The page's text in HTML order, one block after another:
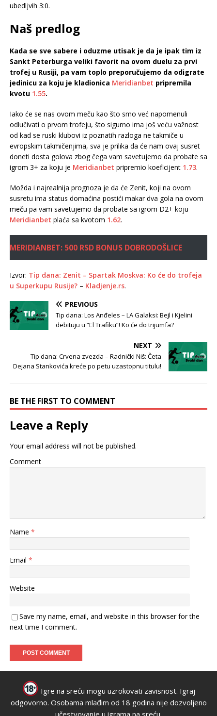
ubedljvih 3:0.
Naš predlog
Kada se sve sabere i oduzme utisak je da je ipak tim iz
Sankt Peterburga veliki favorit na ovom duelu za prvi
trofej u Rusiji, pa vam toplo preporučujemo da odigrate
jedinicu za koju je kladionica Meridianbet pripremila
kvotu 1.55.
Iako će se nas ovom meču kao što smo već napomenuli
odlučivati o prvom trofeju, što sigurno ima još veću važnost
od kad se ruski klubovi iz poznatih razloga ne takmiče u
evropskim takmičenjima, sva je prilika da će nam ovaj susret
doneti dosta golova zbog čega vam savetujemo da probate sa
igrom 3+ za koju je Meridianbet pripremio koeficijent 1.73.
Možda i najrealnija prognoza je da će Zenit, koji na ovom
susretu ima status domaćina postići makar dva gola na ovom
meču pa vam savetujemo da probate sa igrom D2+ koju
Meridianbet plaća sa kvotom 1.62.
MERIDIANBET: 500 RSD BONUS DOBRODOŠLICE
Izvor: Tip dana: Zenit – Spartak Moskva: Ko će do trofeja
u Superkupu Rusije? – Kladjenje.rs.
PREVIOUS
Tip dana: Los Anđeles – LA Galaksi: Bejl i Kjelini
debituju u “El Trafiku”! Ko će do trijumfa?
NEXT
Tip dana: Crvena zvezda – Radnički Niš: Četa
Dejana Stankovića kreće po petu uzastopnu titulu!
BE THE FIRST TO COMMENT
Leave a Reply
Your email address will not be published.
Comment
Name *
Email *
Website
Save my name, email, and website in this browser for the
next time I comment.
Igre na sreću mogu uzrokovati zavisnost. Igraj
odgovorno. Osobama mlađim od 18 godina nije dozvoljeno
učestvovanje u igrama na sreću.